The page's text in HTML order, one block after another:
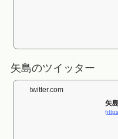
矢島のツイッター
twitter.com
矢